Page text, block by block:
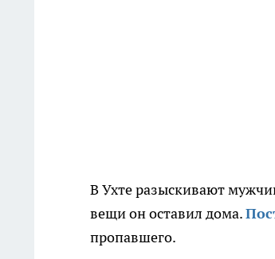
В Ухте разыскивают
вещи он оставил дома.
пропавшего.